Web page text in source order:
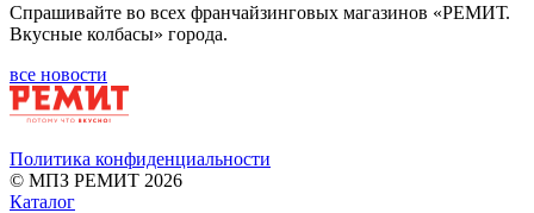
Спрашивайте во всех франчайзинговых магазинов «РЕМИТ.
Вкусные колбасы» города.
все новости
Политика конфиденциальности
© МПЗ РЕМИТ 2026
Каталог